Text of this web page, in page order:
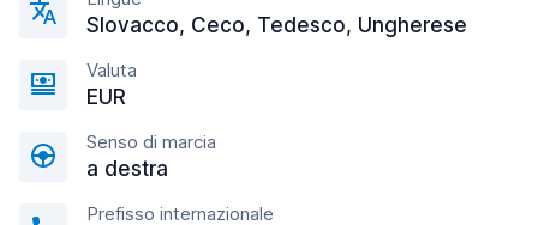
Slovacco, Ceco, Tedesco, Ungherese
Valuta
EUR
Senso di marcia
a destra
Prefisso internazionale